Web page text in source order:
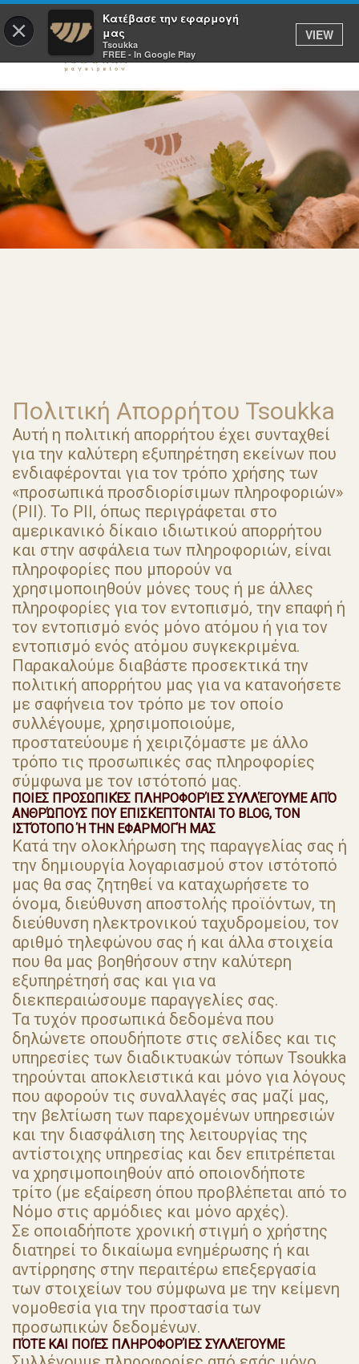
×
Κατέβασε την εφαρμογή
μας
Tsoukka
FREE - In Google Play
VIEW
Πολιτική Απορρήτου Tsoukka
Αυτή η πολιτική απορρήτου έχει συνταχθεί
για την καλύτερη εξυπηρέτηση εκείνων που
ενδιαφέρονται για τον τρόπο χρήσης των
«προσωπικά προσδιορίσιμων πληροφοριών»
(PII). Το PII, όπως περιγράφεται στο
αμερικανικό δίκαιο ιδιωτικού απορρήτου
και στην ασφάλεια των πληροφοριών, είναι
πληροφορίες που μπορούν να
χρησιμοποιηθούν μόνες τους ή με άλλες
πληροφορίες για τον εντοπισμό, την επαφή ή
τον εντοπισμό ενός μόνο ατόμου ή για τον
εντοπισμό ενός ατόμου συγκεκριμένα.
Παρακαλούμε διαβάστε προσεκτικά την
πολιτική απορρήτου μας για να κατανοήσετε
με σαφήνεια τον τρόπο με τον οποίο
συλλέγουμε, χρησιμοποιούμε,
προστατεύουμε ή χειριζόμαστε με άλλο
τρόπο τις προσωπικές σας πληροφορίες
σύμφωνα με τον ιστότοπό μας.
ΠΟΙΕΣ ΠΡΟΣΩΠΙΚΈΣ ΠΛΗΡΟΦΟΡΊΕΣ ΣΥΛΛΈΓΟΥΜΕ ΑΠΌ
ΑΝΘΡΏΠΟΥΣ ΠΟΥ ΕΠΙΣΚΈΠΤΟΝΤΑΙ ΤΟ BLOG, ΤΟΝ
ΙΣΤΌΤΟΠΟ Ή ΤΗΝ ΕΦΑΡΜΟΓΉ ΜΑΣ
Κατά την ολοκλήρωση της παραγγελίας σας ή
την δημιουργία λογαριασμού στον ιστότοπό
μας θα σας ζητηθεί να καταχωρήσετε το
όνομα, διεύθυνση αποστολής προϊόντων, τη
διεύθυνση ηλεκτρονικού ταχυδρομείου, τον
αριθμό τηλεφώνου σας ή και άλλα στοιχεία
που θα μας βοηθήσουν στην καλύτερη
εξυπηρέτησή σας και για να
διεκπεραιώσουμε παραγγελίες σας.
Τα τυχόν προσωπικά δεδομένα που
δηλώνετε οπουδήποτε στις σελίδες και τις
υπηρεσίες των διαδικτυακών τόπων Tsoukka
τηρούνται αποκλειστικά και μόνο για λόγους
που αφορούν τις συναλλαγές σας μαζί μας,
την βελτίωση των παρεχομένων υπηρεσιών
και την διασφάλιση της λειτουργίας της
αντίστοιχης υπηρεσίας και δεν επιτρέπεται
να χρησιμοποιηθούν από οποιονδήποτε
τρίτο (με εξαίρεση όπου προβλέπεται από το
Νόμο στις αρμόδιες και μόνο αρχές).
Σε οποιαδήποτε χρονική στιγμή ο χρήστης
διατηρεί το δικαίωμα ενημέρωσης ή και
αντίρρησης στην περαιτέρω επεξεργασία
των στοιχείων του σύμφωνα με την κείμενη
νομοθεσία για την προστασία των
προσωπικών δεδομένων.
ΠΌΤΕ ΚΑΙ ΠΟΙΈΣ ΠΛΗΡΟΦΟΡΊΕΣ ΣΥΛΛΈΓΟΥΜΕ